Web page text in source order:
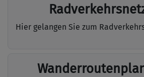
Hier gelangen Sie zum